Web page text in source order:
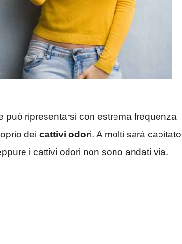
può ripresentarsi con estrema frequenza
dei cattivi odori. A molti sarà capitato
i cattivi odori non sono andati via.